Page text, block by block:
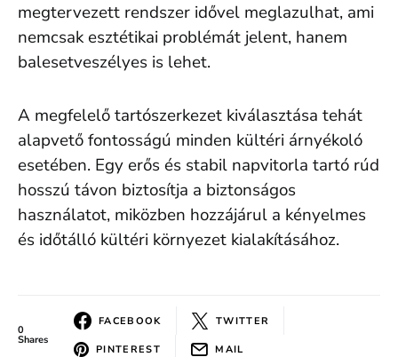
megtervezett rendszer idővel meglazulhat, ami
nemcsak esztétikai problémát jelent, hanem
balesetveszélyes is lehet.
A megfelelő tartószerkezet kiválasztása tehát
alapvető fontosságú minden kültéri árnyékoló
esetében. Egy erős és stabil napvitorla tartó rúd
hosszú távon biztosítja a biztonságos
használatot, miközben hozzájárul a kényelmes
és időtálló kültéri környezet kialakításához.
0
Shares
FACEBOOK TWITTER
PINTEREST MAIL